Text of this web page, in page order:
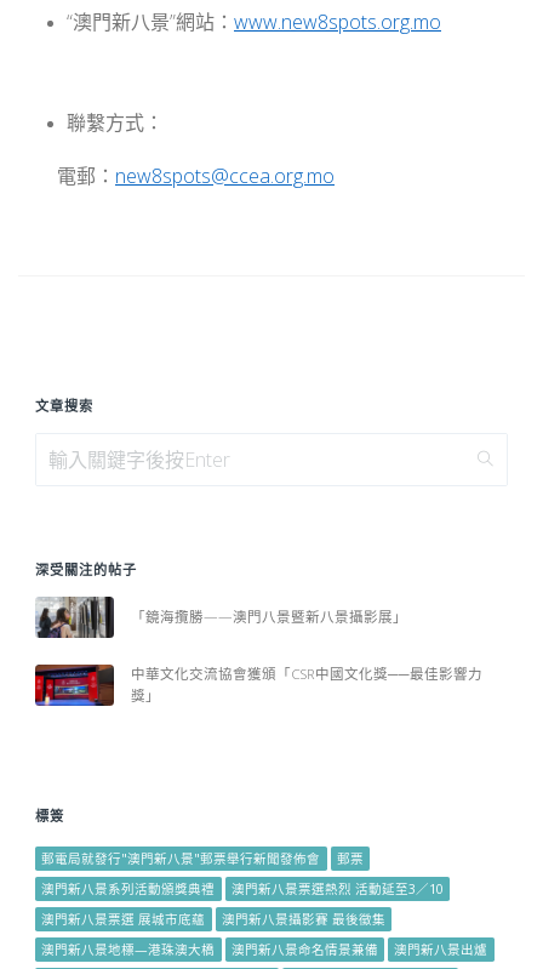
“澳門新八景”網站： www.new8spots.org.mo
聯繫方式：
電郵： new8spots@ccea.org.mo
文章搜索
深受關注的帖子
「鏡海攬勝——澳門八景暨新八景攝影展」
中華文化交流協會獲頒「CSR中國文化獎──最佳影響力
獎」
標簽
郵電局就發行"澳門新八景"郵票舉行新聞發佈會
郵票
澳門新八景系列活動頒獎典禮
澳門新八景票選熱烈 活動延至3／10
澳門新八景票選 展城市底蘊
澳門新八景攝影賽 最後徵集
澳門新八景地標—港珠澳大橋
澳門新八景命名情景兼備
澳門新八景出爐